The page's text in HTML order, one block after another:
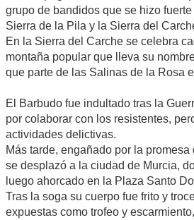
grupo de bandidos que se hizo
Sierra de la Pila y la Sierra del
En la Sierra del Carche se celebra
montaña popular que lleva su
que parte de las Salinas de la Rosa
El Barbudo fue indultado tras la
por colaborar con los resistentes,
actividades delictivas.
Más tarde, engañado por la
se desplazó a la ciudad de Murcia,
luego ahorcado en la Plaza Santo
Tras la soga su cuerpo fue frito y
expuestas como trofeo y